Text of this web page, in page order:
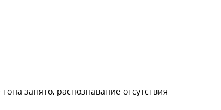
занято, распознавание отсутствия